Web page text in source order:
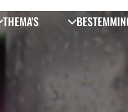
THEMA'S